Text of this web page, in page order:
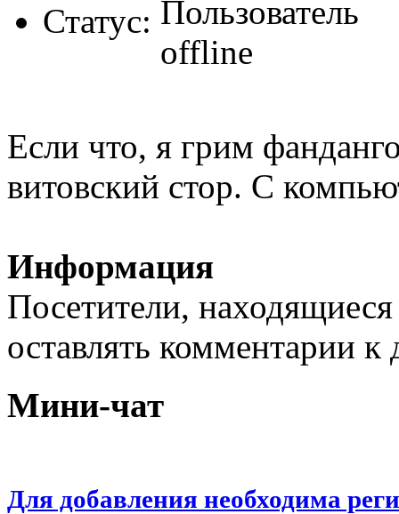
Статус:
Если что, я грим
витовский стор. С
Информация
Посетители,
оставлять комментарии
Мини-чат
Для добавления необходима